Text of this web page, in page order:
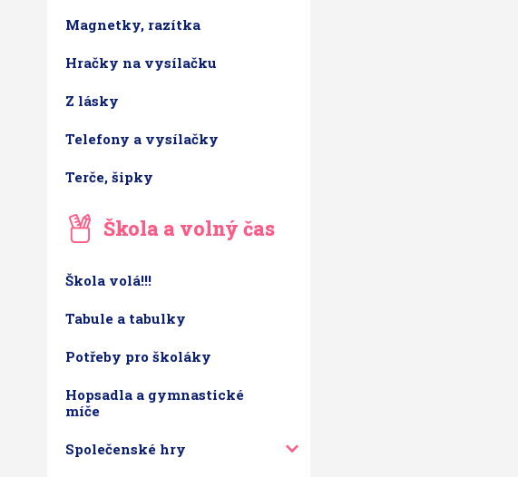
Magnetky, razítka
Hračky na vysílačku
Z lásky
Telefony a vysílačky
Terče, šipky
Škola a volný čas
Škola volá!!!
Tabule a tabulky
Potřeby pro školáky
Hopsadla a gymnastické
míče
Společenské hry